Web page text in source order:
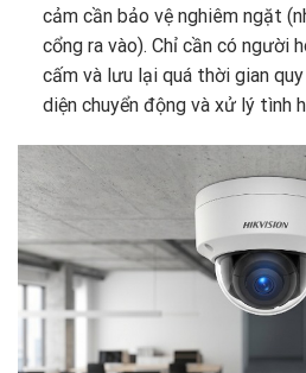
cảm cần bảo vệ nghiêm ngặt
cổng ra vào). Chỉ cần có người
cấm và lưu lại quá thời gian
diện chuyển động và xử lý tình